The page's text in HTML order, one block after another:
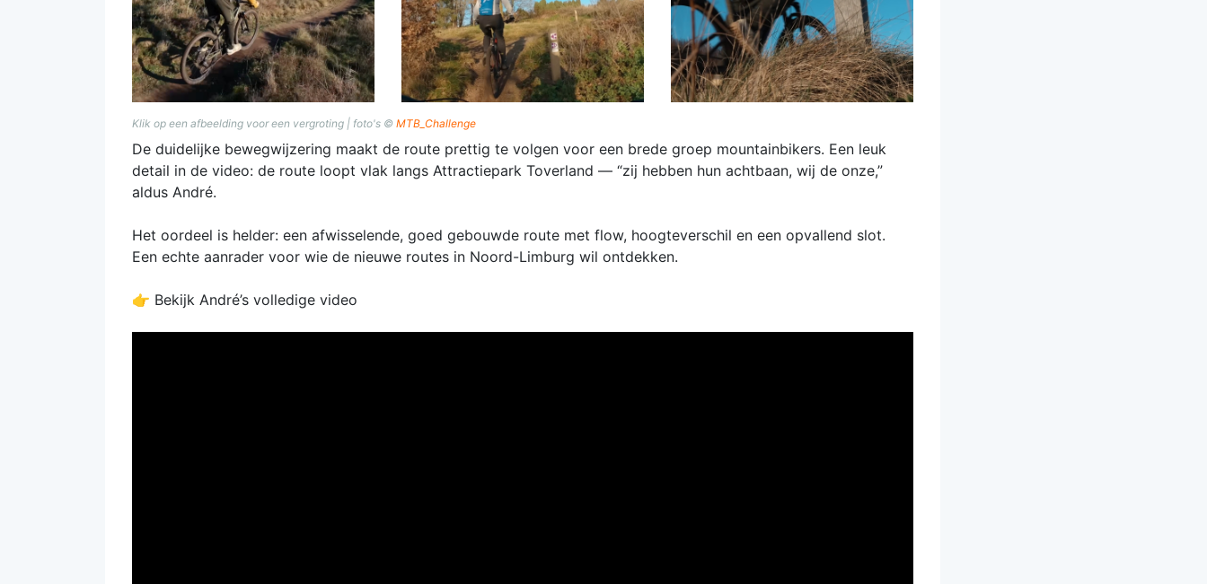
Klik op een afbeelding voor een vergroting | foto's © MTB_Challenge
De duidelijke bewegwijzering maakt de route prettig te volgen voor een brede groep mountainbikers. Een leuk
detail in de video: de route loopt vlak langs Attractiepark Toverland — “zij hebben hun achtbaan, wij de onze,”
aldus André.
Het oordeel is helder: een afwisselende, goed gebouwde route met flow, hoogteverschil en een opvallend slot.
Een echte aanrader voor wie de nieuwe routes in Noord-Limburg wil ontdekken.
👉 Bekijk André’s volledige video